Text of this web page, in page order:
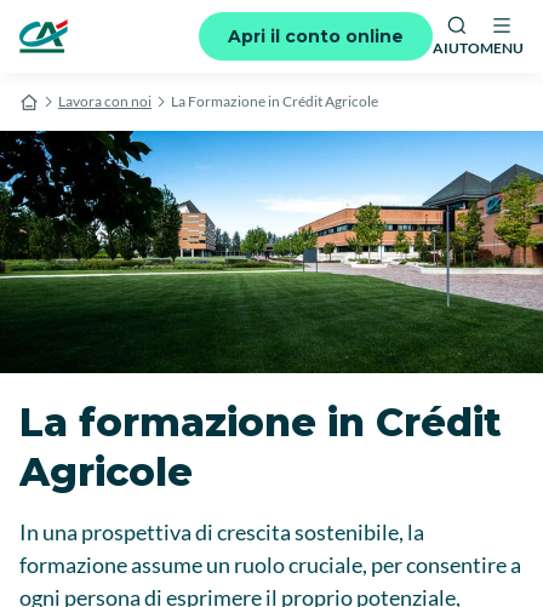
Apri il conto online
AIUTOMENU
Lavora con noi La Formazione in Crédit Agricole
La formazione in Crédit
Agricole
In una prospettiva di crescita sostenibile, la
formazione assume un ruolo cruciale, per consentire a
ogni persona di esprimere il proprio potenziale,